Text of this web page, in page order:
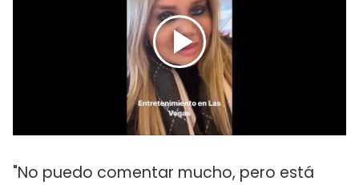
"No puedo comentar mucho, pero está